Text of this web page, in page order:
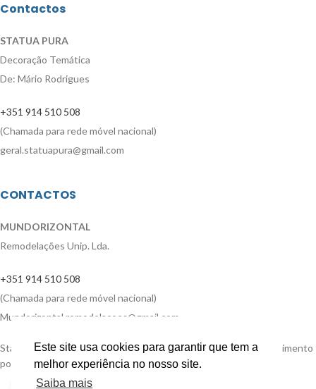
Este site usa cookies para garantir que tem a
melhor experiência no nosso site.
Saiba mais
Contactos
STATUA PURA
Decoração Temática
De: Mário Rodrigues
+351 914 510 508
(Chamada para rede móvel nacional)
geral.statuapura@gmail.com
CONTACTOS
MUNDORIZONTAL
Remodelações Unip. Lda.
+351 914 510 508
(Chamada para rede móvel nacional)
Mundorizontal.remodelacoes@gmail.com
Statua Pura | Todos os direitos reservados | Design e desenvolvimento
por
Bestsites.pt